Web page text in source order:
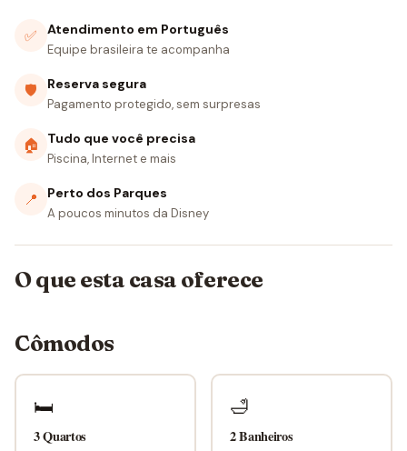
✅ Atendimento em Português
Equipe brasileira te acompanha
🛡 Reserva segura
Pagamento protegido, sem surpresas
🏠 Tudo que você precisa
Piscina, Internet e mais
📍 Perto dos Parques
A poucos minutos da Disney
O que esta casa oferece
Cômodos
🛏
3 Quartos
🛁
2 Banheiros